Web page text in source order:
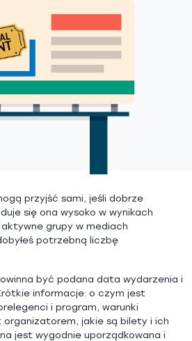
przyjść sami, jeśli dobrze
się ona wysoko w wynikach
grupy w mediach
potrzebną liczbę
być podana data wydarzenia i
informacje: o czym jest
i program, warunki
jakie są bilety i ich
jest wygodnie uporządkowana i